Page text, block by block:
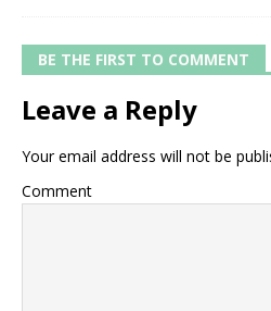
BE THE FIRST TO COMMENT
Leave a Reply
Your email address will not be
Comment